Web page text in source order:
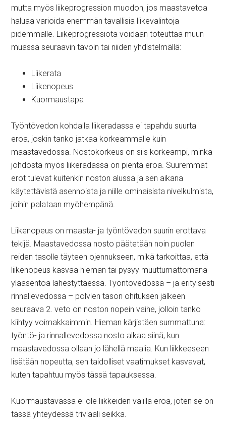
mutta myös liikeprogression muodon, jos maastavetoa
haluaa varioida enemmän tavallisia liikevalintoja
pidemmälle. Liikeprogressiota voidaan toteuttaa muun
muassa seuraavin tavoin tai niiden yhdistelmällä:
Liikerata
Liikenopeus
Kuormaustapa
Työntövedon kohdalla liikeradassa ei tapahdu suurta
eroa, joskin tanko jatkaa korkeammalle kuin
maastavedossa. Nostokorkeus on siis korkeampi, minkä
johdosta myös liikeradassa on pientä eroa. Suuremmat
erot tulevat kuitenkin noston alussa ja sen aikana
käytettävistä asennoista ja niille ominaisista nivelkulmista,
joihin palataan myöhempänä.
Liikenopeus on maasta- ja työntövedon suurin erottava
tekijä. Maastavedossa nosto päätetään noin puolen
reiden tasolle täyteen ojennukseen, mikä tarkoittaa, että
liikenopeus kasvaa hieman tai pysyy muuttumattomana
yläasentoa lähestyttäessä. Työntövedossa – ja erityisesti
rinnallevedossa – polvien tason ohituksen jälkeen
seuraava 2. veto on noston nopein vaihe, jolloin tanko
kiihtyy voimakkaimmin. Hieman kärjistäen summattuna:
työntö- ja rinnallevedossa nosto alkaa siinä, kun
maastavedossa ollaan jo lähellä maalia. Kun liikkeeseen
lisätään nopeutta, sen taidolliset vaatimukset kasvavat,
kuten tapahtuu myös tässä tapauksessa.
Kuormaustavassa ei ole liikkeiden välillä eroa, joten se on
tässä yhteydessä triviaali seikka.